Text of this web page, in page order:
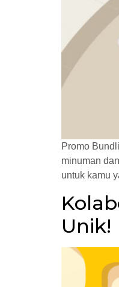
Promo
minuman
untuk kamu
Unik!